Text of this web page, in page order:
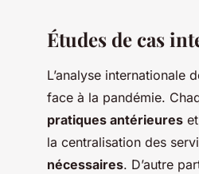
Études de cas
L’analyse internationale
face à la pandémie.
pratiques antérieures
la centralisation des
nécessaires. D’autre